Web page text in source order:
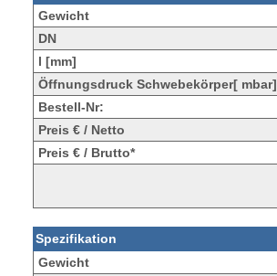
Gewicht
DN
l [mm]
Öffnungsdruck Schwebekörper[ mbar]
Bestell-Nr:
Preis € / Netto
Preis € / Brutto*
Spezifikation
Gewicht